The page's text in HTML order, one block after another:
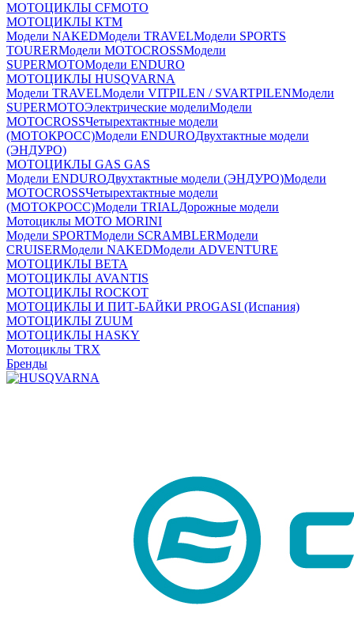
МОТОЦИКЛЫ CFMOTO
МОТОЦИКЛЫ КТМ
Модели NAKEDМодели TRAVELМодели SPORTS
TOURERМодели MOTOCROSSМодели
SUPERMOTOМодели ENDURO
МОТОЦИКЛЫ HUSQVARNA
Модели TRAVELМодели VITPILEN / SVARTPILENМодели
SUPERMOTOЭлектрические моделиМодели
MOTOCROSSЧетырехтактные модели
(МОТОКРОСС)Модели ENDUROДвухтактные модели
(ЭНДУРО)
МОТОЦИКЛЫ GAS GAS
Модели ENDUROДвухтактные модели (ЭНДУРО)Модели
MOTOCROSSЧетырехтактные модели
(МОТОКРОСС)Модели TRIALДорожные модели
Мотоциклы MOTO MORINI
Модели SPORTМодели SCRAMBLERМодели
CRUISERМодели NAKEDМодели ADVENTURE
МОТОЦИКЛЫ BETA
МОТОЦИКЛЫ AVANTIS
МОТОЦИКЛЫ ROCKOT
МОТОЦИКЛЫ И ПИТ-БАЙКИ PROGASI (Испания)
МОТОЦИКЛЫ ZUUM
МОТОЦИКЛЫ HASKY
Мотоциклы TRX
Бренды